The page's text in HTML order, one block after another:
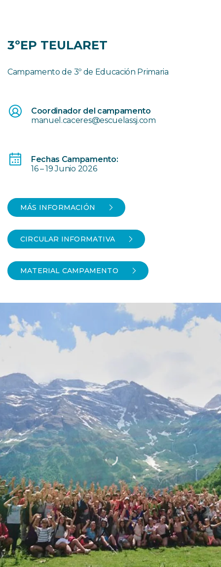
3ºEP TEULARET
Campamento de 3º de Educación Primaria
Coordinador del campamento
manuel.caceres@escuelassj.com
Fechas Campamento:
16 – 19 Junio 2026
MÁS INFORMACIÓN
CIRCULAR INFORMATIVA
MATERIAL CAMPAMENTO